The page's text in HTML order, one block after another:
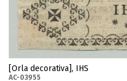
[Orla decorativa], IHS
AC-03955